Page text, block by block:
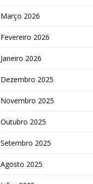
Março 2026
Fevereiro 2026
Janeiro 2026
Dezembro 2025
Novembro 2025
Outubro 2025
Setembro 2025
Agosto 2025